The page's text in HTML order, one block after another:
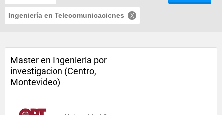
Ingeniería en Telecomunicaciones
Master en Ingenieria por
investigacion (Centro,
Montevideo)